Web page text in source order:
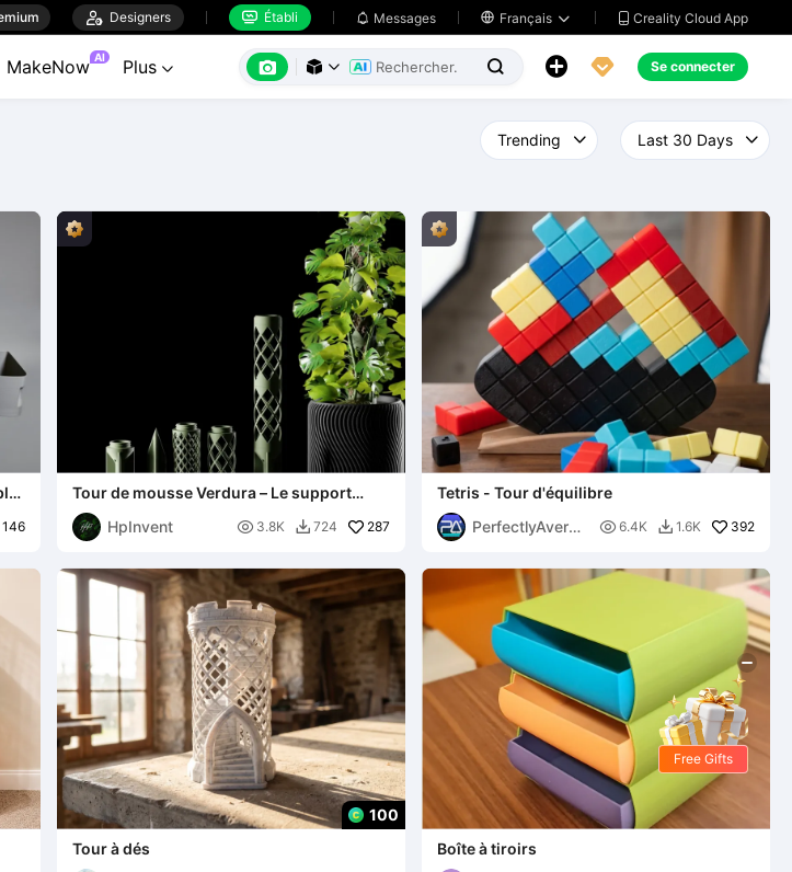
 Designers  Établi  Messages  Français   Creality Cloud App
MakeNow AI Plus        Se connecter
146
Tour de mousse Verdura – Le support
d'escalade modulaire
HpInvent
 3.8K  724 287
Tetris - Tour d'équilibre
PerfectlyAverag
 6.4K  1.6K 392
100
Tour à dés
Boîte à tiroirs
Free Gifts